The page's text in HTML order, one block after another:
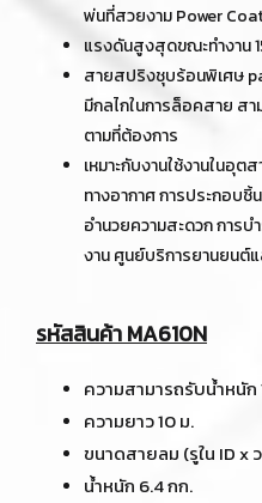
พ่นที่สวยงาม Power
แรงดันสูงสุดขณะทำงาน
สายสปริงชุบร้อนพิเศษ
มีกลไกในการล็อคสาย ส
ตามที่ต้องการ
เหมาะกับงานใช้งานในอุต
ทางอากาศ การประกอบ
อำนวยความสะดวก การบ
งาน ศูนย์บริการยานยนต์
รหัสสินค้า MA610N
ความสามารถรับน้ำหนัก
ความยาว 10 ม.
ขนาดสายลม (รูใน ID x
น้ำหนัก 6.4 กก.